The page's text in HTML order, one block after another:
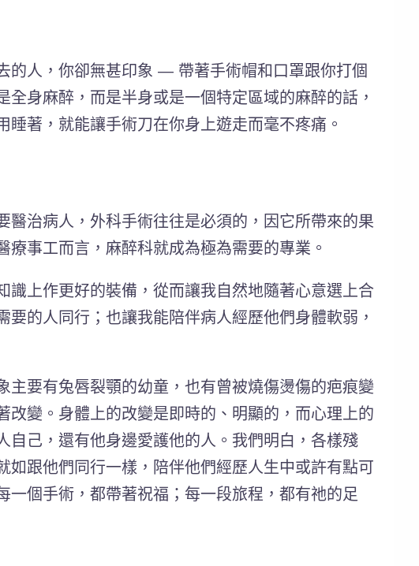
的人，你卻無甚印象 — 帶著手術帽和口罩跟你打個
身麻醉，而是半身或是一個特定區域的麻醉的話，
著，就能讓手術刀在你身上遊走而毫不疼痛。
治病人，外科手術往往是必須的，因它所帶來的果
事工而言，麻醉科就成為極為需要的專業。
上作更好的裝備，從而讓我自然地隨著心意選上合
的人同行；也讓我能陪伴病人經歷他們身體軟弱，
要有兔唇裂顎的幼童，也有曾被燒傷燙傷的疤痕變
變。身體上的改變是即時的、明顯的，而心理上的
己，還有他身邊愛護他的人。我們明白，各樣殘
跟他們同行一樣，陪伴他們經歷人生中或許有點可
一個手術，都帶著祝福；每一段旅程，都有祂的足